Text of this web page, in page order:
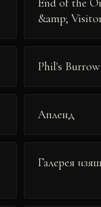
End of the
&amp;
Phil's Burrow
Апленд
Галерея